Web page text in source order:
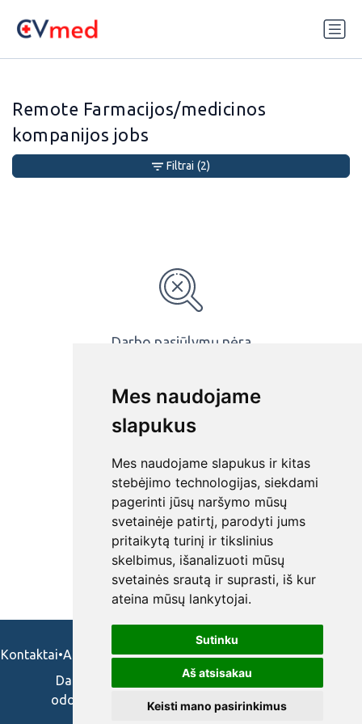
Mes naudojame
slapukus
Mes naudojame slapukus ir kitas
stebėjimo technologijas, siekdami
pagerinti jūsų naršymo mūsų
svetainėje patirtį, parodyti jums
pritaikytą turinį ir tikslinius
skelbimus, išanalizuoti mūsų
svetainės srautą ir suprasti, iš kur
ateina mūsų lankytojai.
Sutinku
Aš atsisakau
Keisti mano pasirinkimus
Remote Farmacijos/medicinos
kompanijos jobs
Darbo pasiūlymų nėra
Filtrai (2)
Kontaktai•Apie mus•Naudojimosi taisykės•Privatumo politika
Darbo skelbimai ir pasiūlymai: gydytojams,
odontologams, slaugytojams, veterinarams,